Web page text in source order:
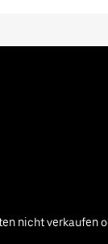
nicht verkaufen